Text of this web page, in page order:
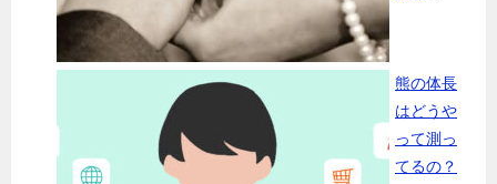
熊の体長
はどうや
って測っ
てるの？